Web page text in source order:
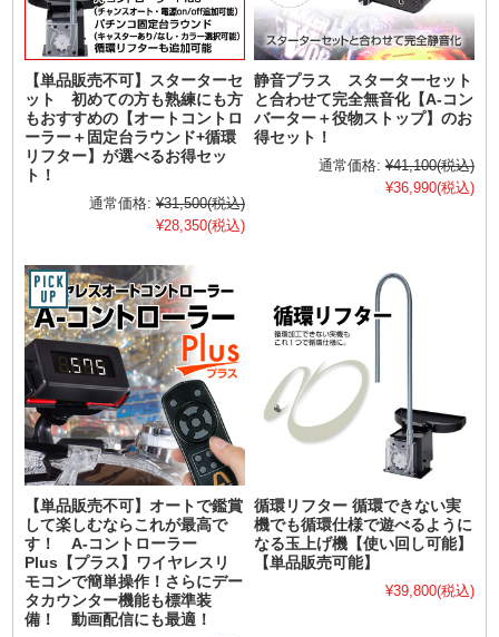
【単品販売不可】スターターセ
ット 初めての方も熟練にも方
もおすすめの【オートコントロ
ーラー＋固定台ラウンド+循環
リフター】が選べるお得セッ
ト！
通常価格: ¥31,500(税込)
¥28,350(税込)
静音プラス スターターセット
と合わせて完全無音化【A-コン
バーター＋役物ストップ】のお
得セット！
通常価格: ¥41,100(税込)
¥36,990(税込)
【単品販売不可】オートで鑑賞
して楽しむならこれが最高で
す！ A-コントローラー
Plus【プラス】ワイヤレスリ
モコンで簡単操作！さらにデー
タカウンター機能も標準装
備！ 動画配信にも最適！
循環リフター 循環できない実
機でも循環仕様で遊べるように
なる玉上げ機【使い回し可能】
【単品販売可能】
¥39,800(税込)